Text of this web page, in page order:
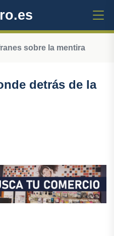
sobre la mentira
detrás de la